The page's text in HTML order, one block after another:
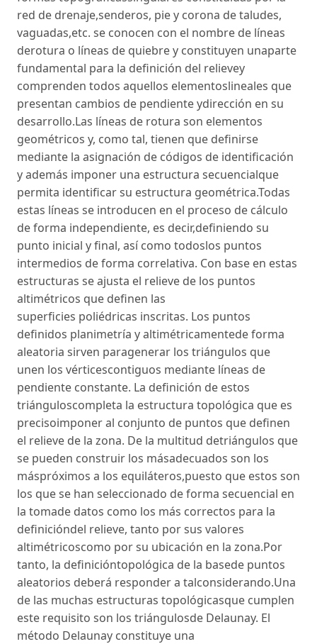
red de drenaje,senderos, pie y corona de taludes,
vaguadas,etc. se conocen con el nombre de líneas
derotura o líneas de quiebre y constituyen unaparte
fundamental para la definición del relievey
comprenden todos aquellos elementoslineales que
presentan cambios de pendiente ydirección en su
desarrollo.Las líneas de rotura son elementos
geométricos y, como tal, tienen que definirse
mediante la asignación de códigos de identificación
y además imponer una estructura secuencialque
permita identificar su estructura geométrica.Todas
estas líneas se introducen en el proceso de cálculo
de forma independiente, es decir,definiendo su
punto inicial y final, así como todoslos puntos
intermedios de forma correlativa. Con base en estas
estructuras se ajusta el relieve de los puntos
altimétricos que definen las
superficies poliédricas inscritas. Los puntos
definidos planimetría y altimétricamentede forma
aleatoria sirven paragenerar los triángulos que
unen los vérticescontiguos mediante líneas de
pendiente constante. La definición de estos
triánguloscompleta la estructura topológica que es
precisoimponer al conjunto de puntos que definen
el relieve de la zona. De la multitud detriángulos que
se pueden construir los másadecuados son los
máspróximos a los equiláteros,puesto que estos son
los que se han seleccionado de forma secuencial en
la tomade datos como los más correctos para la
definicióndel relieve, tanto por sus valores
altimétricoscomo por su ubicación en la zona.Por
tanto, la definicióntopológica de la basede puntos
aleatorios deberá responder a talconsiderando.Una
de las muchas estructuras topológicasque cumplen
este requisito son los triángulosde Delaunay. El
método Delaunay constituye una